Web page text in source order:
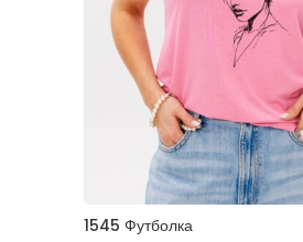
1545 Футболка